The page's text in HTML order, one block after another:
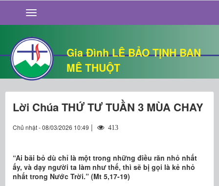
Gia Đình LÊ BẢO TỊNH BAN
MÊ THUỘT
GIỚI THIỆU
TIN TỨC
SỐNG ĐẠO
CHUYỆN NHÀ
QUÁN VĂN
THƯ GIÃN
Lời Chúa THỨ TƯ TUẦN 3 MÙA CHAY
Chủ nhật - 08/03/2026 10:49 | 413
“Ai bãi bỏ dù chỉ là một trong những điều răn nhỏ nhất
ấy, và dạy người ta làm như thế, thì sẽ bị gọi là kẻ nhỏ
nhất trong Nước Trời.” (Mt 5,17-19)